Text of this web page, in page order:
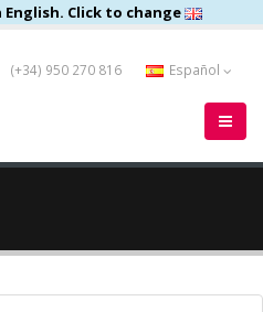
English. Click to change
(+34) 950 270 816 Español